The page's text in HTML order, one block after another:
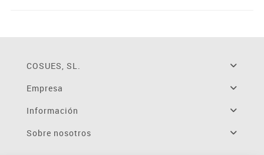
COSUES, SL.
Empresa
Información
Sobre nosotros